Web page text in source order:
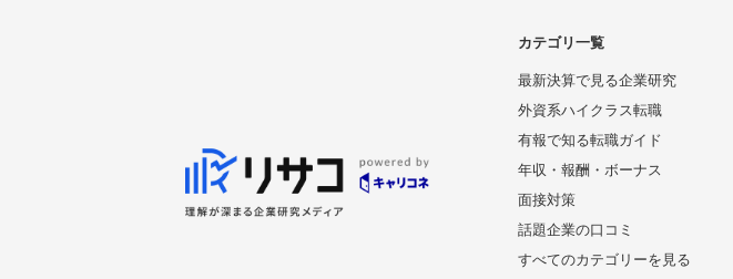
カテゴリ一覧
最新決算で見る企業研究
外資系ハイクラス転職
有報で知る転職ガイド
年収・報酬・ボーナス
面接対策
話題企業の口コミ
すべてのカテゴリーを見る